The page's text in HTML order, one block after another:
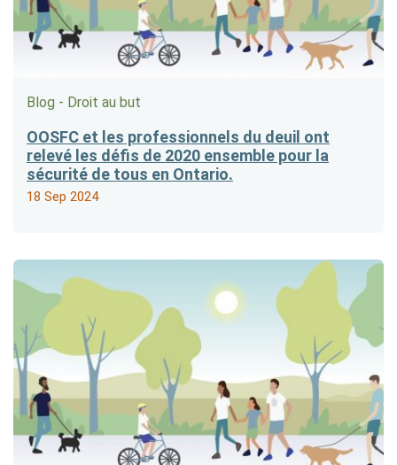
Blog - Droit au but
OOSFC et les professionnels du deuil ont
relevé les défis de 2020 ensemble pour la
sécurité de tous en Ontario.
18 Sep 2024